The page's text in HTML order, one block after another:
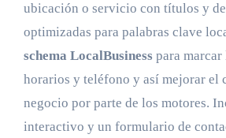
ubicación o servicio con títulos y
optimizadas para palabras clave
schema LocalBusiness para
horarios y teléfono y así mejorar el
negocio por parte de los motores.
interactivo y un formulario de